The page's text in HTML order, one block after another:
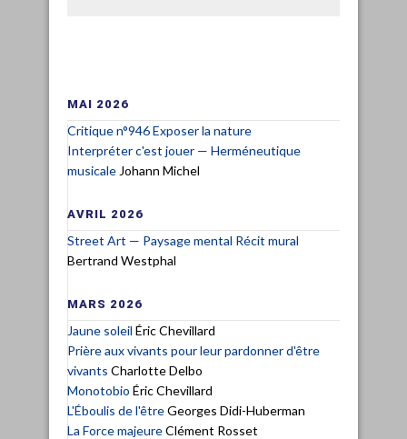
MAI 2026
Critique n°946 Exposer la nature
Interpréter c'est jouer — Herméneutique
musicale Johann Michel
AVRIL 2026
Street Art — Paysage mental Récit mural
Bertrand Westphal
MARS 2026
Jaune soleil Éric Chevillard
Prière aux vivants pour leur pardonner d'être
vivants Charlotte Delbo
Monotobio Éric Chevillard
L'Éboulis de l'êtreGeorges Didi-Huberman
La Force majeureClément Rosset